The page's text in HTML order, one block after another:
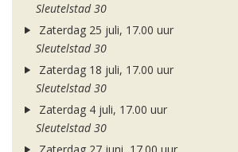
Sleutelstad 30
Zaterdag 25 juli, 17.00 uur
Sleutelstad 30
Zaterdag 18 juli, 17.00 uur
Sleutelstad 30
Zaterdag 4 juli, 17.00 uur
Sleutelstad 30